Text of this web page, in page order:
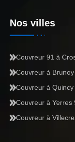
Nos villes
Couvreur 91 à
Couvreur à
Couvreur à
Couvreur à Yerres
Couvreur à